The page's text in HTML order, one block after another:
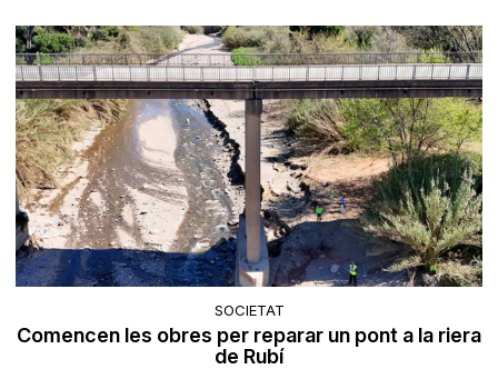
SOCIETAT
Comencen les obres per reparar un pont a la riera
de Rubí